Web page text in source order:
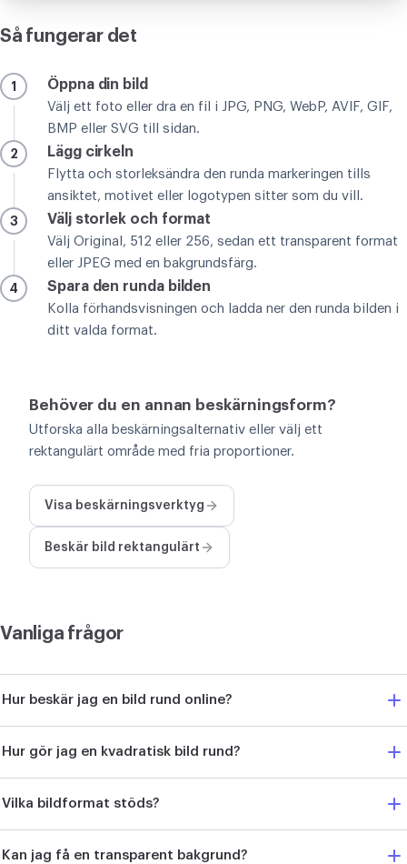
porträtt till en logotyp, och kontrollen är helt din.
Så fungerar det
1 Öppna din bild
Välj ett foto eller dra en fil i JPG, PNG, WebP, AVIF, GIF,
BMP eller SVG till sidan.
2 Lägg cirkeln
Flytta och storleksändra den runda markeringen tills
ansiktet, motivet eller logotypen sitter som du vill.
3 Välj storlek och format
Välj Original, 512 eller 256, sedan ett transparent format
eller JPEG med en bakgrundsfärg.
4 Spara den runda bilden
Kolla förhandsvisningen och ladda ner den runda bilden i
ditt valda format.
Behöver du en annan beskärningsform?
Utforska alla beskärningsalternativ eller välj ett
rektangulärt område med fria proportioner.
Visa beskärningsverktyg
Beskär bild rektangulärt
Vanliga frågor
Hur beskär jag en bild rund online?
Hur gör jag en kvadratisk bild rund?
Vilka bildformat stöds?
Kan jag få en transparent bakgrund?